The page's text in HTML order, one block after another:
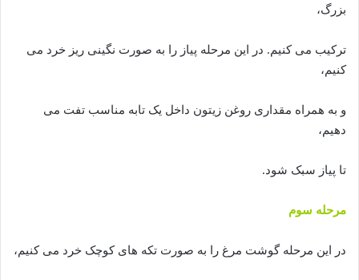
بزرگ،
ترکیب می کنیم. در این مرحله پیاز را به صورت نگینی ریز خرد می
کنیم،
و به همراه مقداری روغن زیتون داخل یک تابه مناسب تفت می
دهیم،
تا پیاز سبک شود.
مرحله سوم
در این مرحله گوشت مرغ را به صورت تکه های کوچک خرد می کنیم،